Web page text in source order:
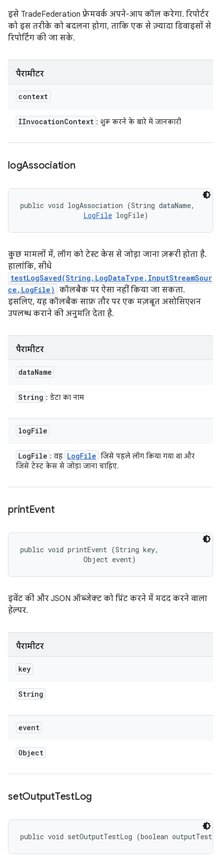
इसे TradeFederation फ़्रेमवर्क अपने-आप कॉल करेगा. रिपोर्टर
को इस तरीके को बदलना होगा, ताकि एक से ज़्यादा डिवाइसों से
रिपोर्टिंग की जा सके.
पैरामीटर
context
IInvocationContext : शुरू करने के बारे में जानकारी
logAssociation
public void logAssociation (String dataName,
LogFile logFile)
कुछ मामलों में, लॉग को टेस्ट केस से जोड़ा जाना ज़रूरी होता है.
हालांकि, सीधे
testLogSaved(String,LogDataType,InputStreamSour
ce,LogFile) कॉलबैक पर ऐसा नहीं किया जा सकता.
इसलिए, यह कॉलबैक साफ़ तौर पर एक मज़बूत असोसिएशन
उपलब्ध कराने की अनुमति देता है.
पैरामीटर
dataName
String : डेटा का नाम
logFile
LogFile : वह LogFile जिसे पहले लॉग किया गया था और
जिसे टेस्ट केस से जोड़ा जाना चाहिए.
printEvent
public void printEvent (String key,
                Object event)
इवेंट की और JSON ऑब्जेक्ट को प्रिंट करने में मदद करने वाला
हेल्पर.
पैरामीटर
key
String
event
Object
setOutputTestLog
public void setOutputTestLog (boolean